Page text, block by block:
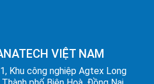
VIỆT NAM
Khu công nghiệp Agtex Long